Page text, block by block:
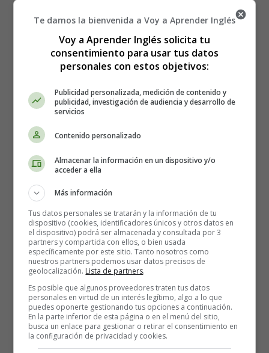
Recursos Educativos en inglés
¿Me podría decir dónde hay una estación de metro?
¿Podría indicarme dónde hay una parada del tranvía
número ...?
Could you please tell me where the stop of tram
Tengo que ir a la calle ...
I have to go to ... street.
¿En qué parada debo bajarme?
At what stop do I get off?
¿Cuántas paradas hay hasta ...?
How many stops to ..., please?
¿Me puede dar dos billetes a ...?
Two tickets for ..., please.
Te damos la bienvenida a Voy a Aprender Inglés
Voy a Aprender Inglés solicita tu
consentimiento para usar tus datos
personales con estos objetivos:
Publicidad personalizada, medición de contenido y
publicidad, investigación de audiencia y desarrollo de
servicios
Contenido personalizado
Almacenar la información en un dispositivo y/o
acceder a ella
Más información
Tus datos personales se tratarán y la información de tu
dispositivo (cookies, identificadores únicos y otros datos en
el dispositivo) podrá ser almacenada y consultada por 3
partners y compartida con ellos, o bien usada
específicamente por este sitio. Tanto nosotros como
nuestros partners podemos usar datos precisos de
geolocalización. Lista de partners.
Es posible que algunos proveedores traten tus datos
personales en virtud de un interés legítimo, algo a lo que
puedes oponerte gestionando tus opciones a continuación.
En la parte inferior de esta página o en el menú del sitio,
busca un enlace para gestionar o retirar el consentimiento en
la configuración de privacidad y cookies.